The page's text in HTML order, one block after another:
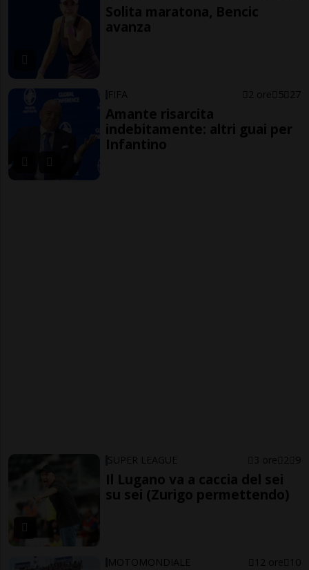
Solita maratona, Bencic
avanza
FIFA 2 ore 5 27
Amante risarcita
indebitamente: altri guai per
Infantino
SUPER LEAGUE 3 ore 2 9
Il Lugano va a caccia del sei
su sei (Zurigo permettendo)
MOTOMONDIALE 12 ore 10